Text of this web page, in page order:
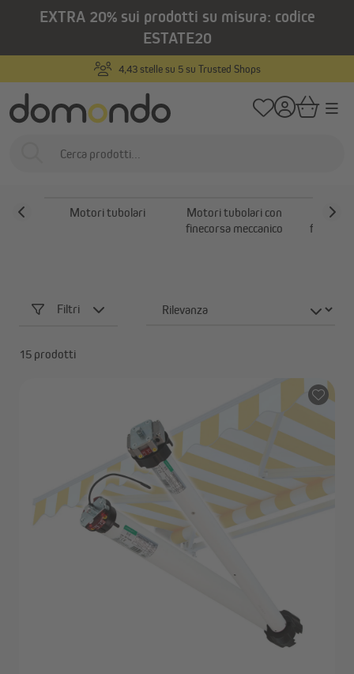
principale
EXTRA 20% sui prodotti su misura: codice
ESTATE20
Domotica e motorizzazione / Motori per tapparelle
Motori tubolari con
ricevitore radio
Motori per tapparelle
Motori tubolari
Motori tubolari con
finecorsa meccanico
Motori
Filtri
15 prodotti